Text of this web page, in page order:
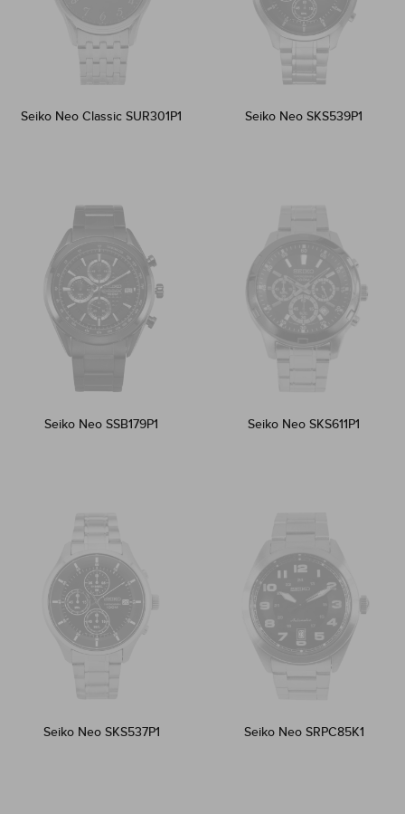
Seiko Neo Classic SUR301P1 Seiko Neo SKS539P1
Seiko Neo SSB179P1 Seiko Neo SKS611P1
Seiko Neo SKS537P1 Seiko Neo SRPC85K1